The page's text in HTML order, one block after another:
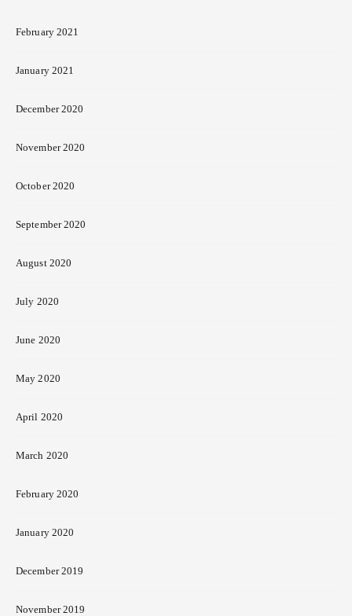
February 2021
January 2021
December 2020
November 2020
October 2020
September 2020
August 2020
July 2020
June 2020
May 2020
April 2020
March 2020
February 2020
January 2020
December 2019
November 2019